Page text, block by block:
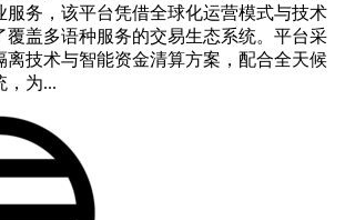
服务，该平台凭借全球化运营模式与技术
覆盖多语种服务的交易生态系统。平台采
离技术与智能资金清算方案，配合全天候
，为...